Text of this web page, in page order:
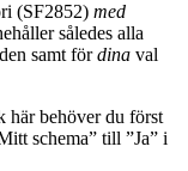
(SF2852) med
således alla
samt fördina val
här behöver du först
schema” till ”Ja” i